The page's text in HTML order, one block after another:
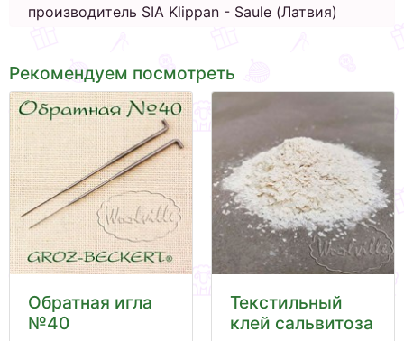
производитель SIA Klippan - Saule (Латвия)
Рекомендуем посмотреть
Обратная игла
№40
Текстильный
клей сальвитоза